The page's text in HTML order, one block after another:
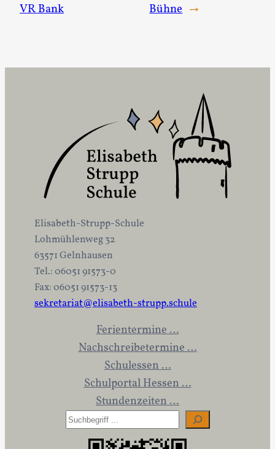
VR Bank
Bühne →
Elisabeth-Strupp-Schule
Lohmühlenweg 32
63571 Gelnhausen
Tel.: 06051 91573-0
Fax: 06051 91573-13
sekretariat@elisabeth-strupp.schule
Ferientermine …
Nachschreibetermine …
Schulessen …
Schulportal Hessen …
Stundenzeiten …
S
u